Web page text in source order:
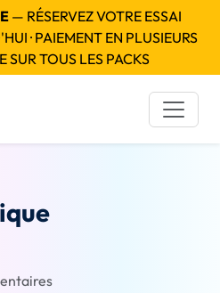
— RÉSERVEZ VOTRE ESSAI
· PAIEMENT EN PLUSIEURS
SUR TOUS LES PACKS